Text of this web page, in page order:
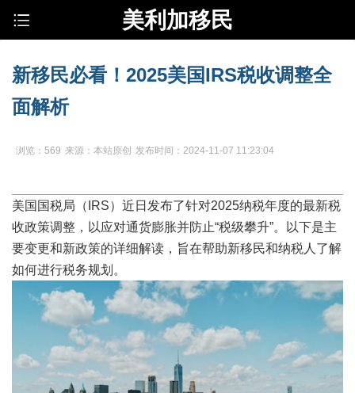
美利加移民
新移民必看！2025美国IRS税收调整全
面解析
浏览：569 来源：本站原创 发布时间：2024-11-07 11:23:04
美国国税局（IRS）近日发布了针对2025纳税年度的最新税
收政策调整，以应对通货膨胀并防止“税级攀升”。以下是主
要变更和新政策的详细解读，旨在帮助新移民和纳税人了解
如何进行税务规划。